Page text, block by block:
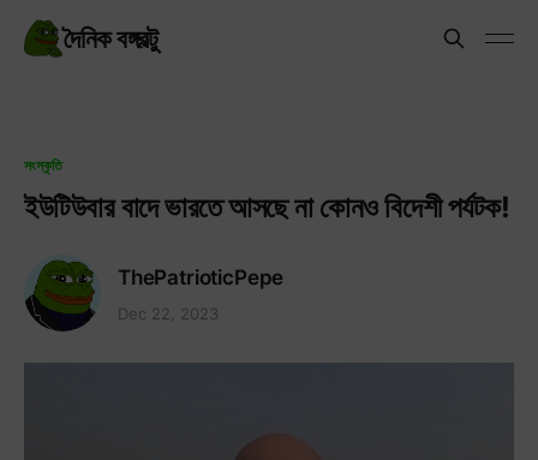
দৈনিক বঙ্গবল্টু
সংস্কৃতি
ইউটিউবার বাদে ভারতে আসছে না কোনও বিদেশী পর্যটক!
ThePatrioticPepe
Dec 22, 2023